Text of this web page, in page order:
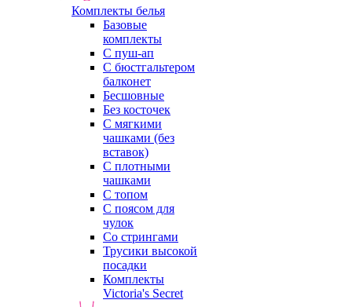
Комплекты белья
Базовые
комплекты
С пуш-ап
С бюстгальтером
балконет
Бесшовные
Без косточек
С мягкими
чашками (без
вставок)
С плотными
чашками
С топом
С поясом для
чулок
Со стрингами
Трусики высокой
посадки
Комплекты
Victoria's Secret